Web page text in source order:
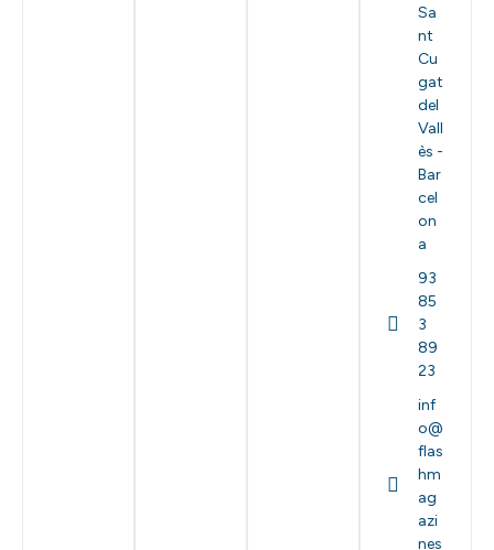
Sa
nt
Cu
gat
del
Vall
ès -
Bar
cel
on
a
93
85
3
89
23
inf
o@
flas
hm
ag
azi
nes